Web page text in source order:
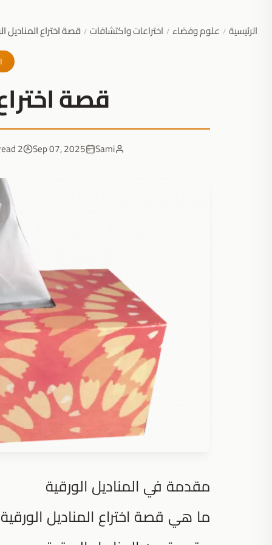
الرئيسية / علوم وفضاء / اختراعات واكتشافات / قصة اختراع المناديل
قصة
Sami
Sep 07, 2025
2 min read
مقدمة في المناديل الورقية
ما هي قصة اختراع المناديل